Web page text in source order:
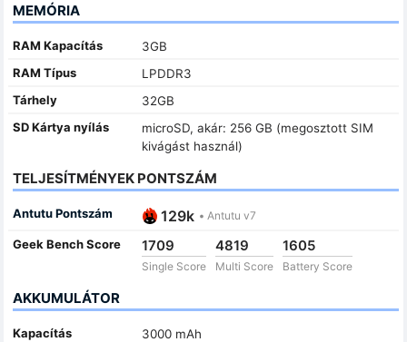
MEMÓRIA
RAM Kapacítás
3GB
RAM Típus
LPDDR3
Tárhely
32GB
SD Kártya nyílás
microSD, akár: 256 GB (megosztott SIM
kivágást használ)
TELJESÍTMÉNYEK PONTSZÁM
Antutu Pontszám 129k • Antutu v7
Geek Bench Score 1709
Single Score
4819
Multi Score
1605
Battery Score
AKKUMULÁTOR
Kapacítás
3000 mAh